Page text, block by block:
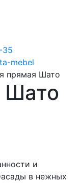
35
mebel
прямая Шато
Шато
и
в нежных